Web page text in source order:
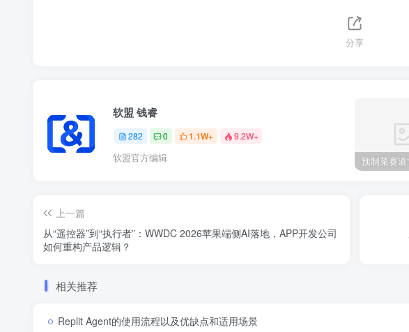
分享
软盟 钱睿
282 0 1.1W+ 9.2W+
软盟官方编辑
上一篇
从“遥控器”到“执行者”：WWDC 2026苹果端侧AI落地，APP开发公司
如何重构产品逻辑？
相关推荐
Replit Agent的使用流程以及优缺点和适用场景